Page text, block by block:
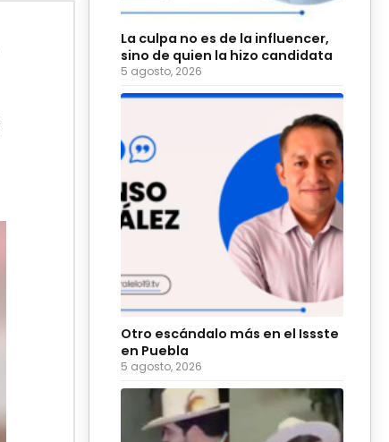
La culpa no es de la influencer,
sino de quien la hizo candidata
5 agosto, 2026
Otro escándalo más en el Issste
en Puebla
5 agosto, 2026